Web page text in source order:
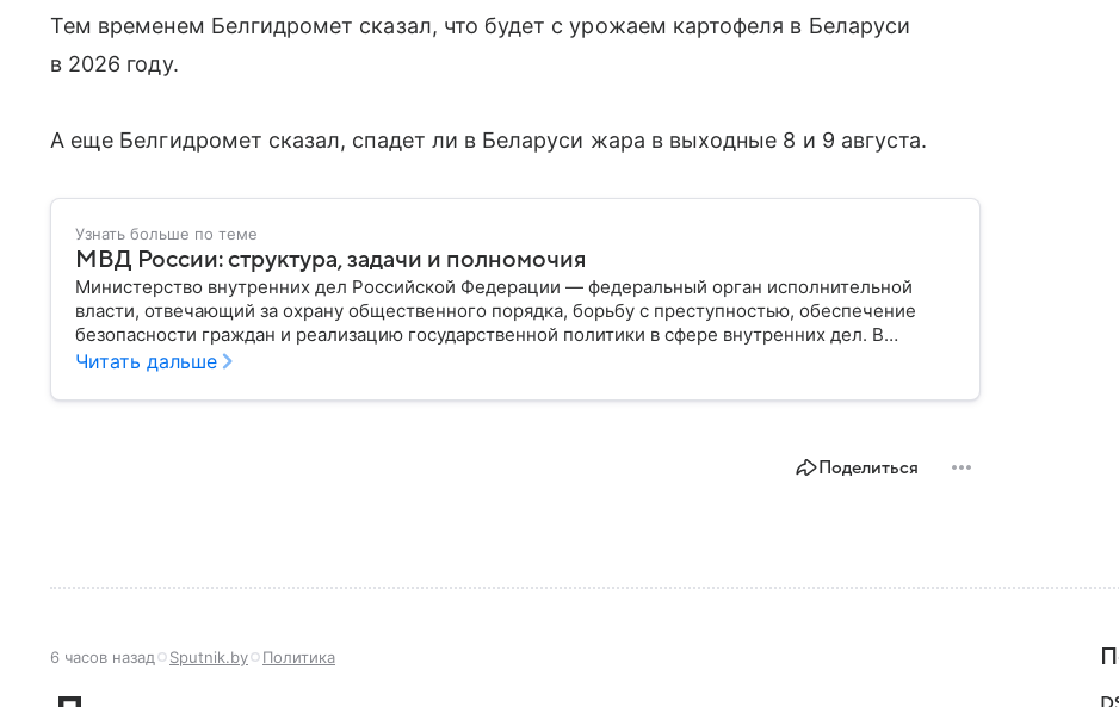
Тем временем Белгидромет сказал, что будет с урожаем картофеля в Беларуси
в 2026 году.
А еще Белгидромет сказал, спадет ли в Беларуси жара в выходные 8 и 9 августа.
Узнать больше по теме
МВД России: структура, задачи и полномочия
Министерство внутренних дел Российской Федерации — федеральный орган исполнительной
власти, отвечающий за охрану общественного порядка, борьбу с преступностью, обеспечение
безопасности граждан и реализацию государственной политики в сфере внутренних дел. В
материале рассказываем, чем занимается МВД России, какие задачи выполняет министерство, как
Читать дальше
Поделиться
6 часов назад Sputnik.by Политика